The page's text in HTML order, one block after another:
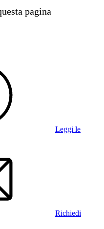
pagina
Leggi le
Richiedi